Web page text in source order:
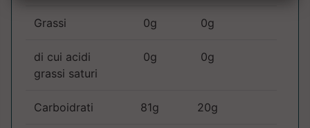
Grassi 0g 0g
di cui acidi
grassi saturi
0g 0g
Carboidrati 81g 20g